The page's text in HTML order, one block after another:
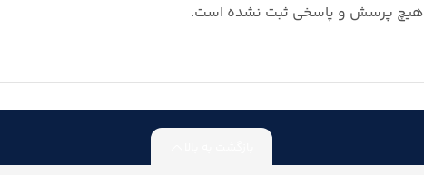
هیچ پرسش و پاسخی ثبت نشده است.